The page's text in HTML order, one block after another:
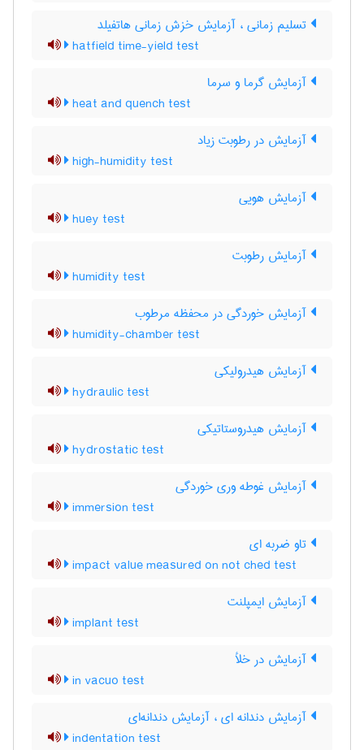
تسلیم زمانی ، آزمایش خزش زمانی هاتفیلد
hatfield time-yield test
آزمایش گرما و سرما
heat and quench test
آزمایش در رطوبت زیاد
high-humidity test
آزمایش هویی
huey test
آزمایش رطوبت
humidity test
آزمایش خوردگی در محفظه مرطوب
humidity-chamber test
آزمایش هیدرولیکی
hydraulic test
آزمایش هیدروستاتیکی
hydrostatic test
آزمایش غوطه وری خوردگی
immersion test
تاو ضربه ای
impact value measured on not ched test
آزمایش ایمپلنت
implant test
آزمایش در خلأ
in vacuo test
آزمایش دندانه ای ، آزمایش دندانه‌ای
indentation test